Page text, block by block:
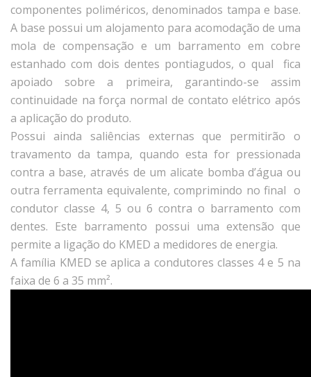
componentes poliméricos, denominados tampa e base.
A base possui um alojamento para acomodação de uma
mola de compensação e um barramento em cobre
estanhado com dois dentes pontiagudos, o qual fica
apoiado sobre a primeira, garantindo-se assim
continuidade na força normal de contato elétrico após
a aplicação do produto.
Possui ainda saliências externas que permitirão o
travamento da tampa, quando esta for pressionada
contra a base, através de um alicate bomba d’água ou
outra ferramenta equivalente, comprimindo no final o
condutor classe 4, 5 ou 6 contra o barramento com
dentes. Este barramento possui uma extensão que
permite a ligação do KMED a medidores de energia.
A família KMED se aplica a condutores classes 4 e 5 na
faixa de 6 a 35 mm².